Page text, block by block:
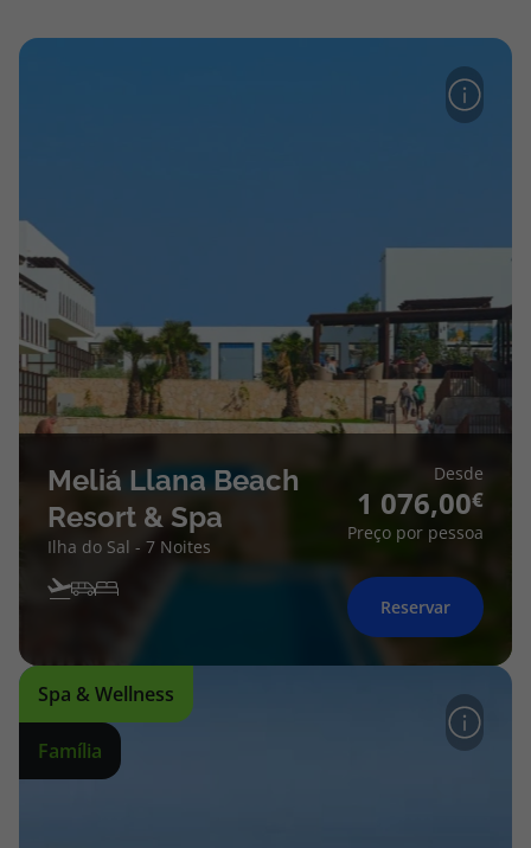
Meliá Llana Beach
Resort & Spa
Ilha do Sal - 7 Noites
Desde
1 076,00
Preço por pessoa
Reservar
Spa & Wellness
Família